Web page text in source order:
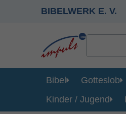
BIBELWERK E. V.
Bibel Gotteslob
Kinder / Jugend